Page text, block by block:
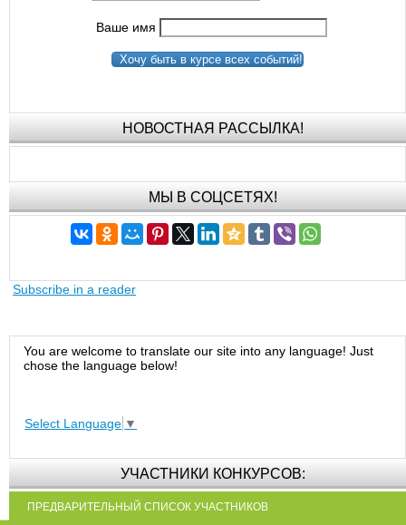
Ваше имя
Хочу быть в курсе всех событий!
НОВОСТНАЯ РАССЫЛКА!
МЫ В СОЦСЕТЯХ!
Subscribe in a reader
You are welcome to translate our site into any language! Just
chose the language below!
Select Language ▼
УЧАСТНИКИ КОНКУРСОВ:
ПРЕДВАРИТЕЛЬНЫЙ СПИСОК УЧАСТНИКОВ